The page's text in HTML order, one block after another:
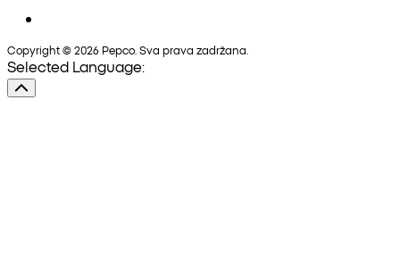
Copyright © 2026 Pepco. Sva prava zadržana.
Selected Language: